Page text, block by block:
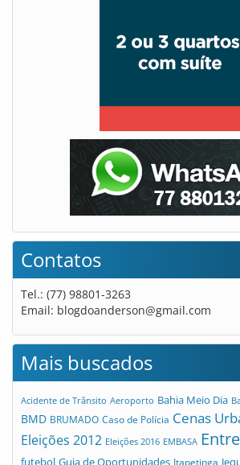
Contatos
Tel.: (77) 98801-3263
Email: blogdoanderson@gmail.com
Mais buscados
Acidente de Trânsito Aeroporto Bahia Meio Dia
BMD BRUMADO Caso de Polícia Cenas
Eleições 2012 Eleições 2016 EMBASA
futebol Guia de Oportunidades